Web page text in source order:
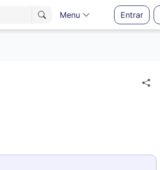
Menu Entrar